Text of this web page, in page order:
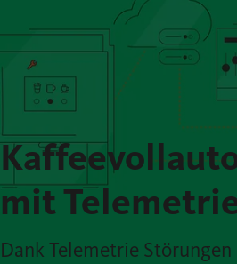
mit
Dank Telemetrie Störungen